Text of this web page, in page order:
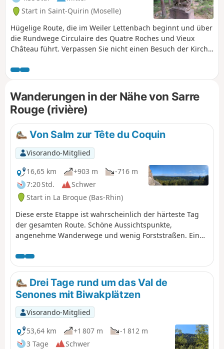
Start in Saint-Quirin (Moselle)
Hügelige Route, die im Weiler Lettenbach beginnt und über
die Rundwege Circulaire des Quatre Roches und Vieux
Château führt. Verpassen Sie nicht einen Besuch der Kirche
befindet (Rundweg der 7 Rosen, bemerkenswerte Kapellen
und Kirchen rund um Saint Quirin): Renaissance-Fassade,
Zwiebelturm mit goldenem Hahn, der wie das Dach mit
Holzschindeln aus Lärche und Fichte gedeckt ist.
Besichtigen Sie anschließend die archäologische Stätte
Croix Guillaume (Siedlungen, Nekropole und Steinbrüche).
Wanderungen in der Nähe von Sarre
Rouge (rivière)
Von Salm zur Tête du Coquin
Visorando-Mitglied
16,65 km
+903 m
-716 m
7:20 Std.
Schwer
Start in La Broque (Bas-Rhin)
Diese erste Etappe ist wahrscheinlich der härteste Tag
der gesamten Route. Schöne Aussichtspunkte,
angenehme Wanderwege und wenig Forststraßen. Ein
Einstufung „schwierig”.
Drei Tage rund um das Val de
Senones mit Biwakplätzen
Visorando-Mitglied
53,64 km
+1 807 m
-1 812 m
3 Tage
Schwer